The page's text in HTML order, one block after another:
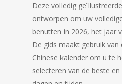
Deze volledig
ontworpen om uw
benutten in 2026, het jaar
De gids maakt gebruik van
Chinese kalender om u te
selecteren van de beste